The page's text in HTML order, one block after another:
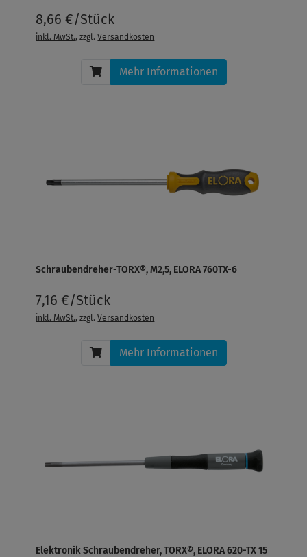
8,66 €/Stück
inkl. MwSt., zzgl.Versandkosten
Mehr Informationen
Schraubendreher-TORX®, M2,5, ELORA 760TX-6
7,16 €/Stück
inkl. MwSt., zzgl.Versandkosten
Mehr Informationen
Elektronik Schraubendreher, TORX®, ELORA 620-TX 15